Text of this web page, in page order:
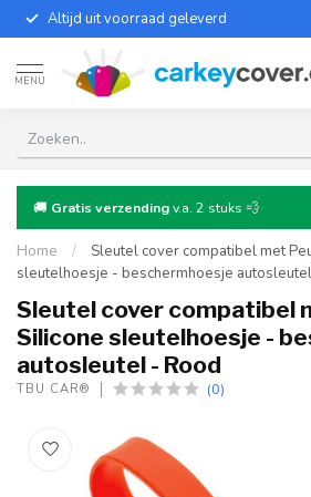
Altijd uit voorraad geleverd
MENU
🚚 Gratis verzendingv.a. 2 stuks 💨
Home /
Sleutel cover compatibel met
sleutelhoesje - beschermhoesje
Sleutel cover compatibel
Silicone sleutelhoesje -
autosleutel - Rood
TBU CAR® (0)